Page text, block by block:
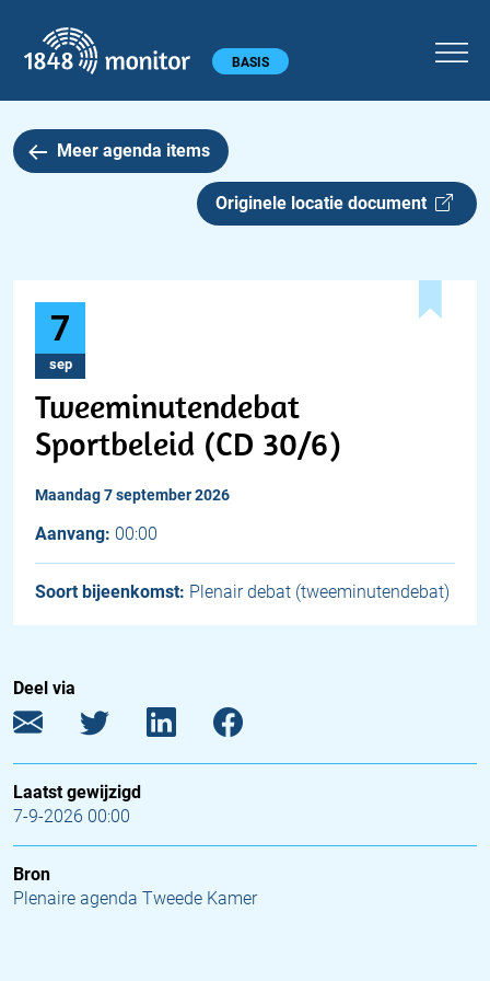
Hoofdmenu BASIS
Meer agenda items
Originele locatie document
7
sep
Tweeminutendebat
Sportbeleid (CD 30/6)
maandag 7 september 2026
Aanvang: 00:00
Soort bijeenkomst: Plenair debat (tweeminutendebat)
Deel via
Laatst gewijzigd
7-9-2026 00:00
Bron
Plenaire agenda Tweede Kamer